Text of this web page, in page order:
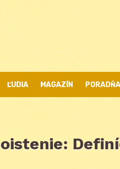
ĽUDIA MAGAZÍN PORADŇA